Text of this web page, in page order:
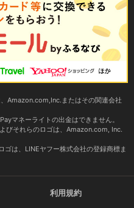
Amazon.com,Inc.またはその関連会社
マネーライトの出金はできません。
びそれらのロゴは、Amazon.com, Inc.
は、LINEヤフー株式会社の登録商標ま
利用規約